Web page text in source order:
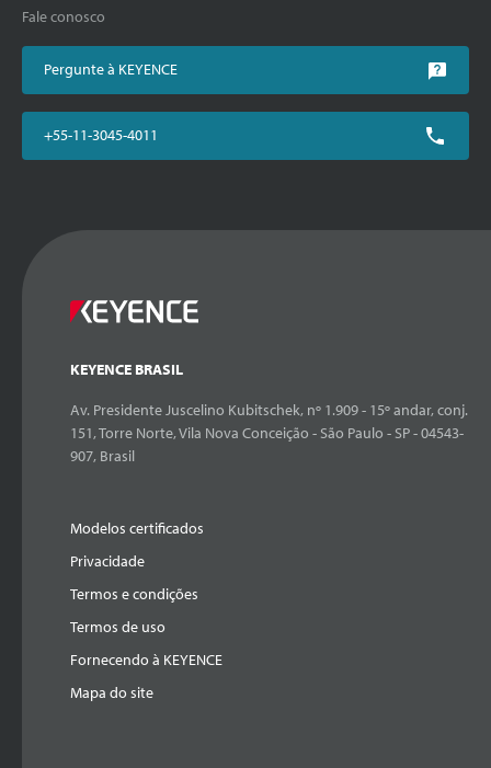
Fale conosco
Pergunte à KEYENCE
+55-11-3045-4011
KEYENCE BRASIL
Av. Presidente Juscelino Kubitschek, nº 1.909 - 15º andar, conj.
151, Torre Norte, Vila Nova Conceição - São Paulo - SP - 04543-
907, Brasil
Modelos certificados
Privacidade
Termos e condições
Termos de uso
Fornecendo à KEYENCE
Mapa do site